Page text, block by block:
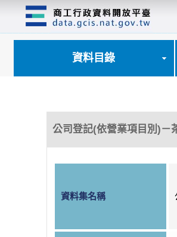
資料目錄
公司登記(依營業項目別)－
資料集名稱